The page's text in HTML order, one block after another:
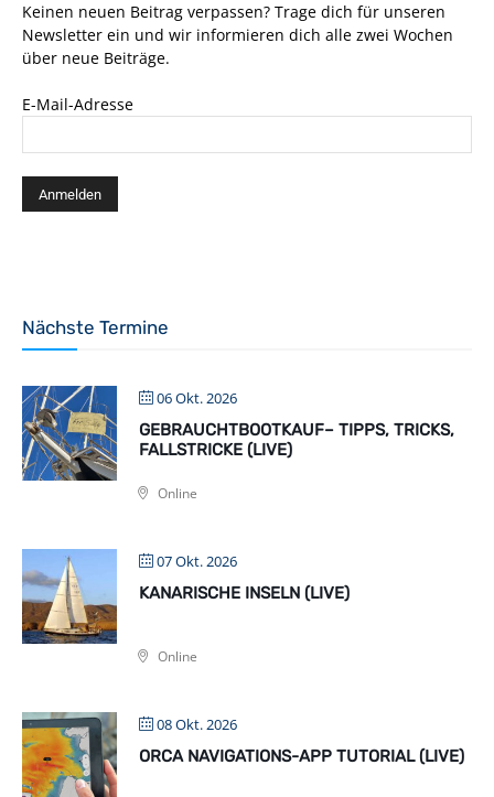
Keinen neuen Beitrag verpassen? Trage dich für unseren
Newsletter ein und wir informieren dich alle zwei Wochen
über neue Beiträge.
E-Mail-Adresse
Nächste Termine
06 Okt. 2026
GEBRAUCHTBOOTKAUF– TIPPS, TRICKS,
FALLSTRICKE (LIVE)
Online
07 Okt. 2026
KANARISCHE INSELN (LIVE)
Online
08 Okt. 2026
ORCA NAVIGATIONS-APP TUTORIAL (LIVE)